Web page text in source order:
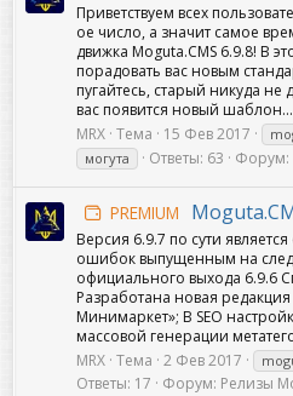
Приветствуем всех
ое число, а значит самое
движка Moguta.CMS 6.9.8! В
порадовать вас новым
пугайтесь, старый никуда
вас появится новый шаблон...
MRX Тема 15 Фев 2017
могута
Ответы: 63 Форум:
PREMIUM
Версия 6.9.7 по сути
ошибок выпущенным на
официального выхода 6.9.6
Разработана новая
Минимаркет»; В SEO
массовой генерации
MRX Тема 2 Фев 2017
Ответы: 17 Форум: Релизы